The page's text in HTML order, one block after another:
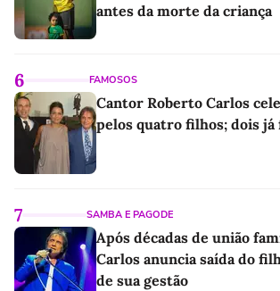
antes da morte da criança
6 FAMOSOS
Cantor Roberto Carlos
pelos quatro filhos; dois já
7 SAMBA E PAGODE
Após décadas de união
Carlos anuncia saída do
de sua gestão